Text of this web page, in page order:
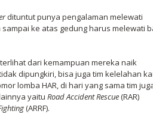
dituntut punya pengalaman melewati
ke atas gedung harus melewati
dari kemampuan mereka naik
dipungkiri, bisa juga tim kelelahan
lomba HAR, di hari yang sama tim
yaitu Road Accident Rescue(RAR)
(ARRF).